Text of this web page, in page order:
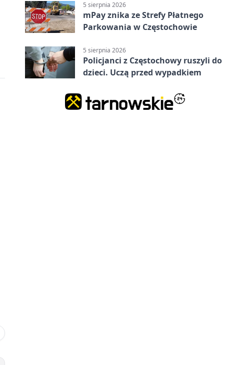
5 sierpnia 2026
mPay znika ze Strefy Płatnego
Parkowania w Częstochowie
5 sierpnia 2026
Policjanci z Częstochowy ruszyli do
dzieci. Uczą przed wypadkiem